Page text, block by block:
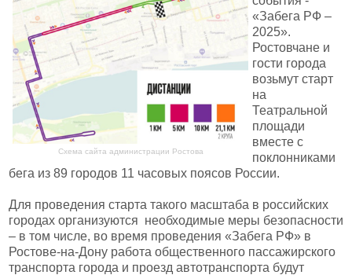
Схема сайта администрации Ростова
«Забега РФ –
2025».
Ростовчане и
гости города
возьмут старт
на
Театральной
площади
вместе с
поклонниками
бега из 89 городов 11 часовых поясов России.
Для проведения старта такого масштаба в российских
городах организуются необходимые меры безопасности
– в том числе, во время проведения «Забега РФ» в
Ростове-на-Дону работа общественного пассажирского
транспорта города и проезд автотранспорта будут